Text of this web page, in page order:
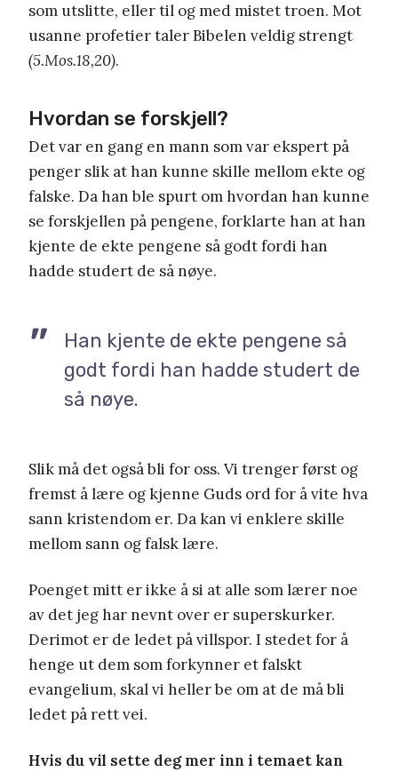
som utslitte, eller til og med mistet troen. Mot
usanne profetier taler Bibelen veldig strengt
(5.Mos.18,20).
Hvordan se forskjell?
Det var en gang en mann som var ekspert på
penger slik at han kunne skille mellom ekte og
falske. Da han ble spurt om hvordan han kunne
se forskjellen på pengene, forklarte han at han
kjente de ekte pengene så godt fordi han
hadde studert de så nøye.
Han kjente de ekte pengene så
godt fordi han hadde studert de
så nøye.
Slik må det også bli for oss. Vi trenger først og
fremst å lære og kjenne Guds ord for å vite hva
sann kristendom er. Da kan vi enklere skille
mellom sann og falsk lære.
Poenget mitt er ikke å si at alle som lærer noe
av det jeg har nevnt over er superskurker.
Derimot er de ledet på villspor. I stedet for å
henge ut dem som forkynner et falskt
evangelium, skal vi heller be om at de må bli
ledet på rett vei.
Hvis du vil sette deg mer inn i temaet kan